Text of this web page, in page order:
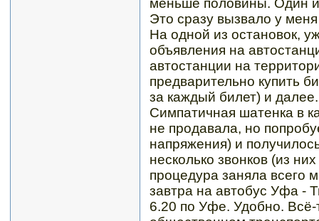
меньше половины. Один
Это сразу вызвало у
На одной из остановок,
объявления на
автостанции на
предварительно купить
за каждый билет) и
Симпатичная шатенка в
не продавала, но
напряжения) и
несколько звонков (из
процедура заняла всего
завтра на автобус Уфа -
6.20 по Уфе. Удобно. Всё-